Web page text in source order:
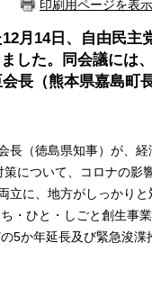
印刷用ページを表
月14日、自由民主
した。同会議には
長（熊本県嘉島町
長（徳島県知事）が、
について、コロナの影
立に、地方がしっかり
・ひと・しごと創生事
5か年延長及び緊急浚